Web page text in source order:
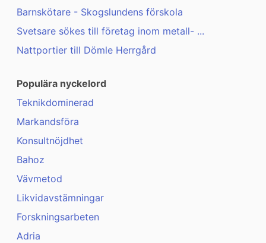
Barnskötare - Skogslundens förskola
Svetsare sökes till företag inom metall- ...
Nattportier till Dömle Herrgård
Populära nyckelord
Teknikdominerad
Markandsföra
Konsultnöjdhet
Bahoz
Vävmetod
Likvidavstämningar
Forskningsarbeten
Adria